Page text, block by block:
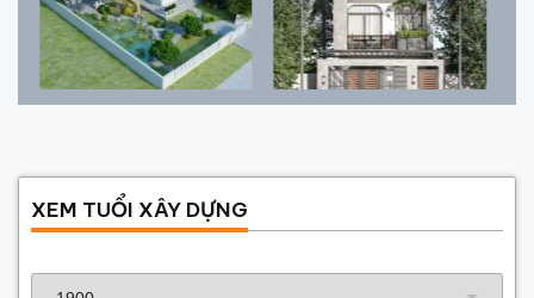
XEM TUỔI XÂY DỰNG